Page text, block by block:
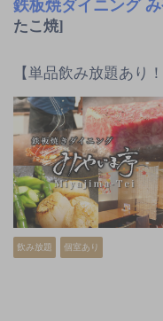
鉄板焼ダイニング
たこ焼]
【単品飲み放題あり
飲み放題 個室あり